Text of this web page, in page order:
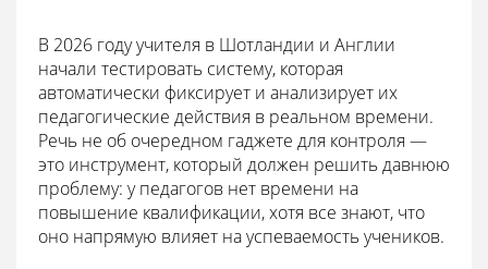
В 2026 году учителя в Шотландии и Англии
начали тестировать систему, которая
автоматически фиксирует и анализирует их
педагогические действия в реальном времени.
Речь не об очередном гаджете для контроля —
это инструмент, который должен решить давнюю
проблему: у педагогов нет времени на
повышение квалификации, хотя все знают, что
оно напрямую влияет на успеваемость учеников.